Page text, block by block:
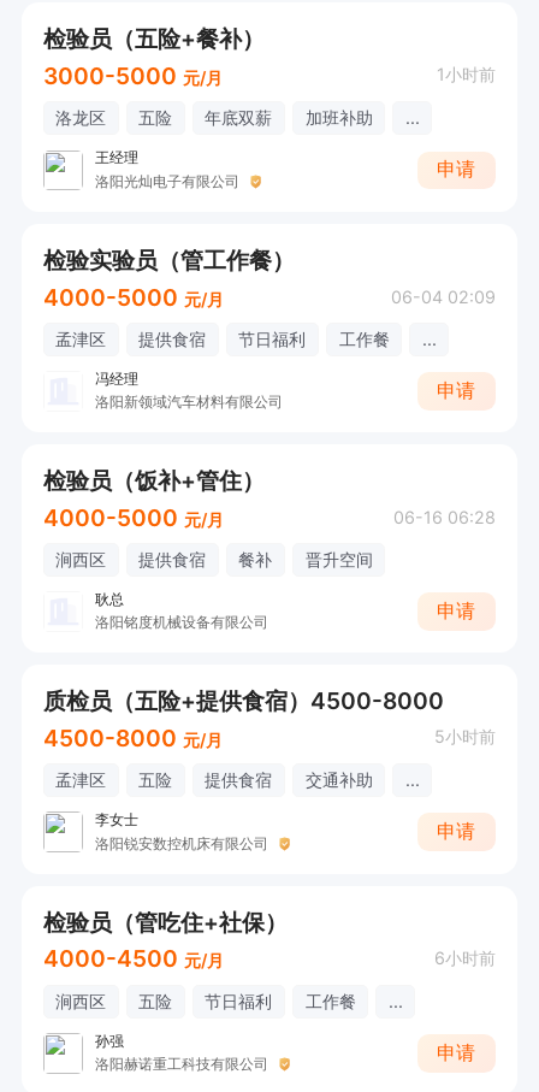
检验员（五险+餐补）
3000-5000 元/月 1小时前
洛龙区 五险 年底双薪 加班补助 ...
王经理
洛阳光灿电子有限公司
申请
检验实验员（管工作餐）
4000-5000 元/月 06-04 02:09
孟津区 提供食宿 节日福利 工作餐 ...
冯经理
洛阳新领域汽车材料有限公司
申请
检验员（饭补+管住）
4000-5000 元/月 06-16 06:28
涧西区 提供食宿 餐补 晋升空间
耿总
洛阳铭度机械设备有限公司
申请
质检员（五险+提供食宿）4500-8000
4500-8000 元/月 5小时前
孟津区 五险 提供食宿 交通补助 ...
李女士
洛阳锐安数控机床有限公司
申请
检验员（管吃住+社保）
4000-4500 元/月 6小时前
涧西区 五险 节日福利 工作餐 ...
孙强
洛阳赫诺重工科技有限公司
申请